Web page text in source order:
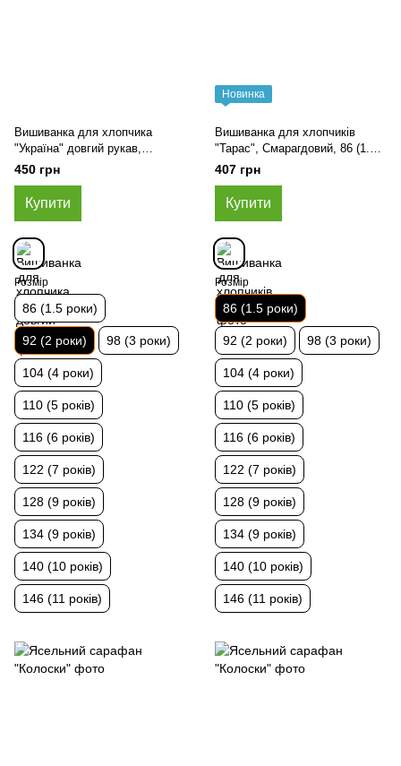
Вишиванка для хлопчика
"Україна" довгий рукав,
Молочний, 92 (2 роки)
450 грн
Купити
Розмір
86 (1.5 роки)
92 (2 роки) 98 (3 роки)
104 (4 роки)
110 (5 років)
116 (6 років)
122 (7 років)
128 (9 років)
134 (9 років)
140 (10 років)
146 (11 років)
Новинка
Вишиванка для хлопчиків
"Тарас", Смарагдовий, 86 (1.5
роки)
407 грн
Купити
Розмір
86 (1.5 роки)
92 (2 роки) 98 (3 роки)
104 (4 роки)
110 (5 років)
116 (6 років)
122 (7 років)
128 (9 років)
134 (9 років)
140 (10 років)
146 (11 років)